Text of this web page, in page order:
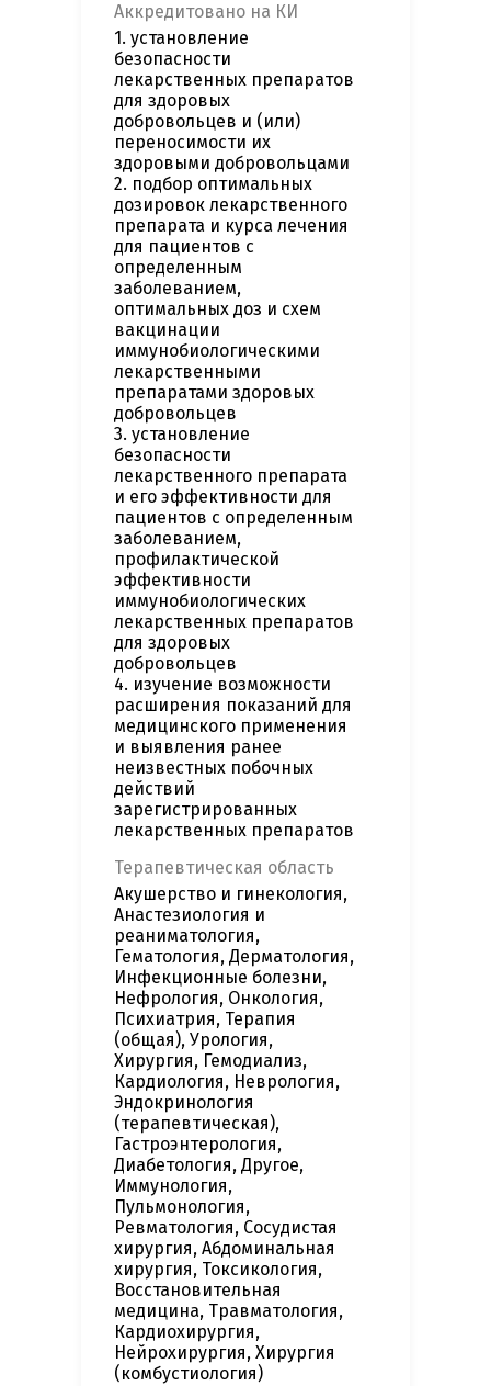
Аккредитовано на КИ
1. установление
безопасности
лекарственных препаратов
для здоровых
добровольцев и (или)
переносимости их
здоровыми добровольцами
2. подбор оптимальных
дозировок лекарственного
препарата и курса лечения
для пациентов с
определенным
заболеванием,
оптимальных доз и схем
вакцинации
иммунобиологическими
лекарственными
препаратами здоровых
добровольцев
3. установление
безопасности
лекарственного препарата
и его эффективности для
пациентов с определенным
заболеванием,
профилактической
эффективности
иммунобиологических
лекарственных препаратов
для здоровых
добровольцев
4. изучение возможности
расширения показаний для
медицинского применения
и выявления ранее
неизвестных побочных
действий
зарегистрированных
лекарственных препаратов
Терапевтическая область
Акушерство и гинекология,
Анастезиология и
реаниматология,
Гематология, Дерматология,
Инфекционные болезни,
Нефрология, Онкология,
Психиатрия, Терапия
(общая), Урология,
Хирургия, Гемодиализ,
Кардиология, Неврология,
Эндокринология
(терапевтическая),
Гастроэнтерология,
Диабетология, Другое,
Иммунология,
Пульмонология,
Ревматология, Сосудистая
хирургия, Абдоминальная
хирургия, Токсикология,
Восстановительная
медицина, Травматология,
Кардиохирургия,
Нейрохирургия, Хирургия
(комбустиология)